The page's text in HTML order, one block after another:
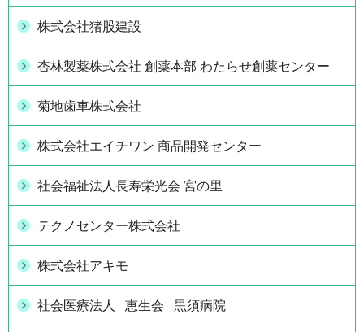
株式会社猪股建設
杏林製薬株式会社 創薬本部 わたらせ創薬センター
菊地歯車株式会社
株式会社エイチワン 商品開発センター
社会福祉法人長寿栄光会 宮の里
テクノセンター株式会社
株式会社アキモ
社会医療法人 恵生会 黒須病院